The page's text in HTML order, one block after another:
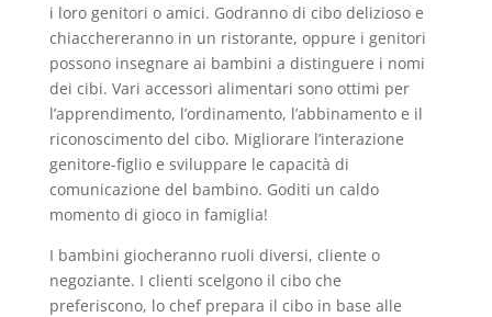
i loro genitori o amici. Godranno di cibo delizioso e
chiacchereranno in un ristorante, oppure i genitori
possono insegnare ai bambini a distinguere i nomi
dei cibi. Vari accessori alimentari sono ottimi per
l’apprendimento, l’ordinamento, l’abbinamento e il
riconoscimento del cibo. Migliorare l’interazione
genitore-figlio e sviluppare le capacità di
comunicazione del bambino. Goditi un caldo
momento di gioco in famiglia!
I bambini giocheranno ruoli diversi, cliente o
negoziante. I clienti scelgono il cibo che
preferiscono, lo chef prepara il cibo in base alle